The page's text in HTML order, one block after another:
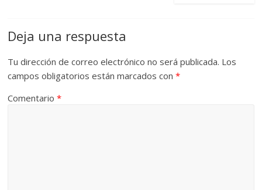
Deja una respuesta
Tu dirección de correo electrónico no será publicada. Los
campos obligatorios están marcados con*
Comentario*